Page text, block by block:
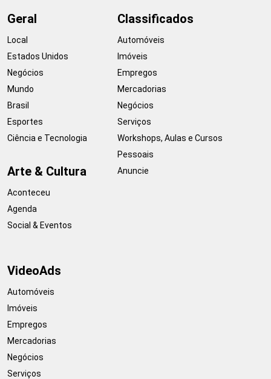
Geral
Local
Estados Unidos
Negócios
Mundo
Brasil
Esportes
Ciência e Tecnologia
Arte & Cultura
Aconteceu
Agenda
Social & Eventos
Classificados
Automóveis
Imóveis
Empregos
Mercadorias
Negócios
Serviços
Workshops, Aulas e Cursos
Pessoais
Anuncie
VideoAds
Automóveis
Imóveis
Empregos
Mercadorias
Negócios
Serviços